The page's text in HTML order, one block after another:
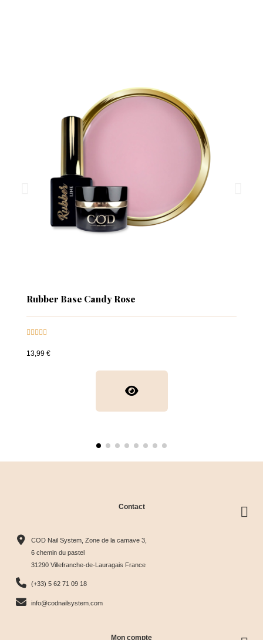
Rubber Base Candy Rose

13,99 €
Contact
COD Nail System, Zone de la camave 3,
6 chemin du pastel
31290 Villefranche-de-Lauragais France
(+33) 5 62 71 09 18
info@codnailsystem.com
Mon compte